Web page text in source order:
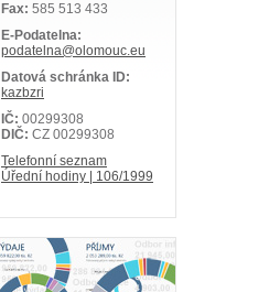
Fax: 585 513 433
E-Podatelna:
podatelna@olomouc.eu
Datová schránka ID:
kazbzri
IČ: 00299308
DIČ: CZ 00299308
Telefonní seznam
Úřední hodiny | 106/1999